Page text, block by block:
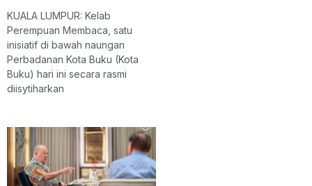
KUALA LUMPUR: Kelab
Perempuan Membaca, satu
inisiatif di bawah naungan
Perbadanan Kota Buku (Kota
Buku) hari ini secara rasmi
diisytiharkan